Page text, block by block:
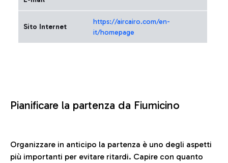
Sito Internet
https://aircairo.com/en-
it/homepage
Pianificare la partenza da Fiumicino
Organizzare in anticipo la partenza è uno degli aspetti
più importanti per evitare ritardi. Capire con quanto